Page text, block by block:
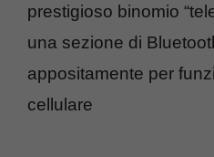
prestigioso binomio
una sezione di
appositamente per
cellulare